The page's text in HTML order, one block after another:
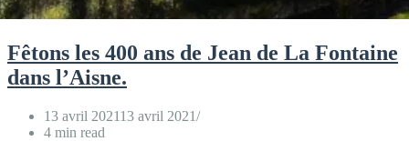
Fêtons les 400 ans de Jean de La Fontaine
dans l’Aisne.
13 avril 202113 avril 2021
4 min read